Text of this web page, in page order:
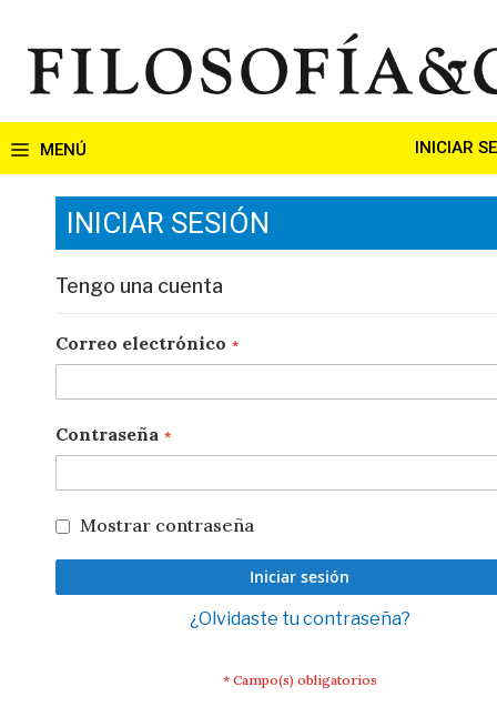
contenido
INICIAR
INICIAR SESIÓN
Tengo una cuenta
Correo electrónico
Contraseña
Mostrar contraseña
Iniciar sesión
¿Olvidaste tu contraseña?